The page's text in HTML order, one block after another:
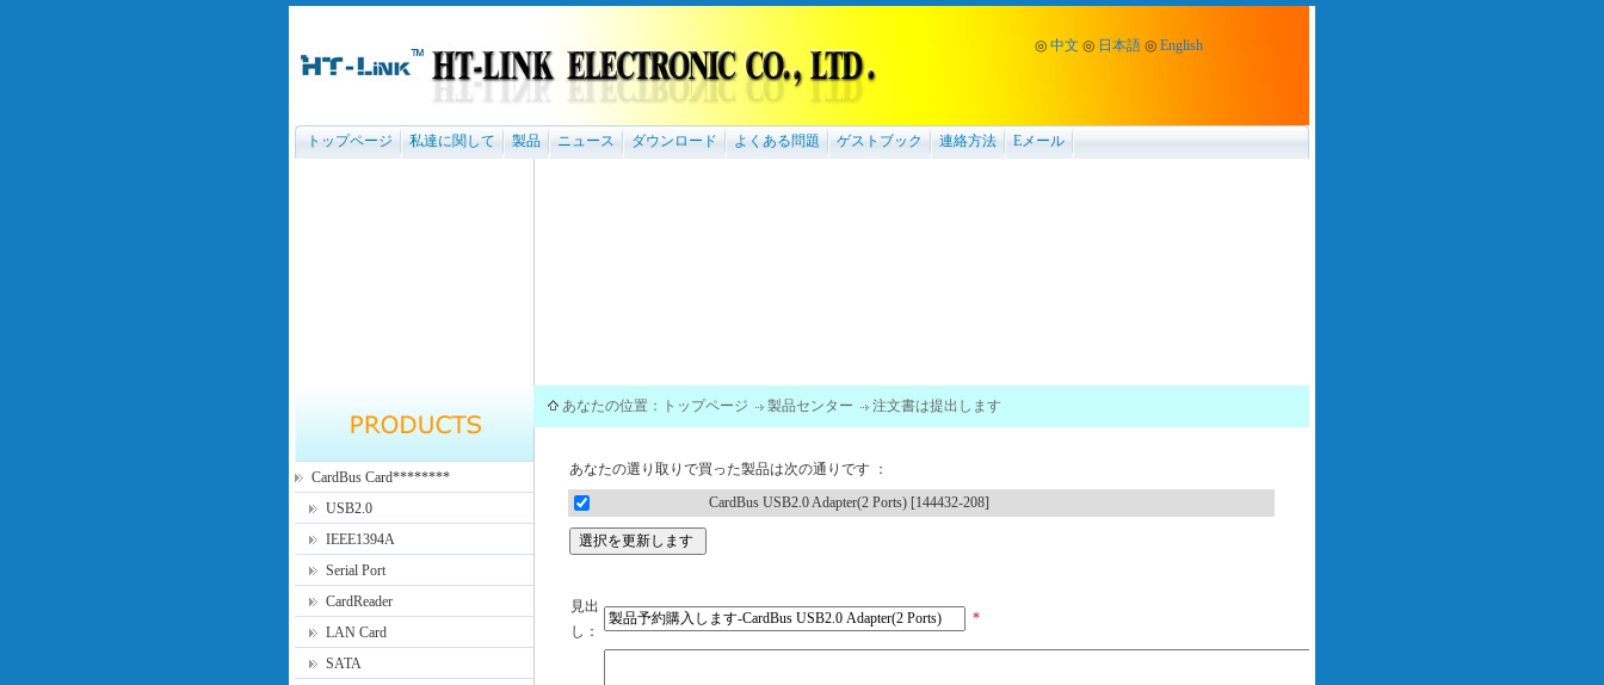
◎ 中文 ◎ 日本語◎ English
トップページ 私達に関して 製品 ニュース ダウンロード よくある問題 ゲストブック 連絡方法 Eメール
CardBus Card********
USB2.0
IEEE1394A
Serial Port
CardReader
LAN Card
SATA
あなたの位置： トップページ 製品センター 注文書は提出します
あなたの選り取りで買った製品は次の通りです ：
CardBus USB2.0 Adapter(2 Ports) [144432-208]
見出
し：
*